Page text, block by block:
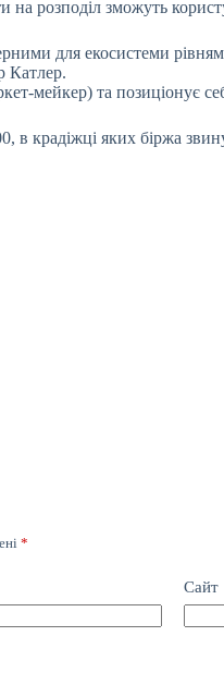
розподіл зможуть
для екосистеми
Катлер.
та позиціонує
в крадіжці яких біржа
*
Сайт